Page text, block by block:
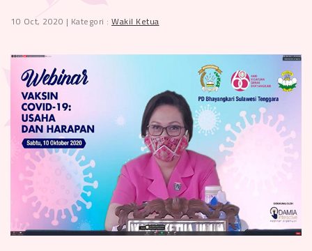
10 Oct, 2020 | Kategori : Wakil Ketua